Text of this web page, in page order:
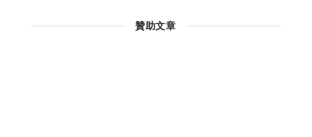
贊助文章